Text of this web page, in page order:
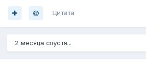
Цитата
2 месяца спустя...